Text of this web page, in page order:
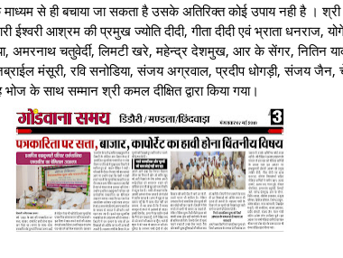
से ही बचाया जा सकता है उसके अतिरिक्त कोई उपाय नही है ।
आश्रम की प्रमुख ज्योति दीदी, गीता दीदी एवं भ्राता धनराज,
अमरनाथ चतुवेर्दी, लिमटी खरे, महेन्द्र देशमुख, आर के सेंगर, नितिन
मंसूरी, रवि सनोडिया, संजय अग्रवाल, प्रदीप धोगड़ी, संजय
के साथ सम्मान श्री कमल दीक्षित द्वारा किया गया।